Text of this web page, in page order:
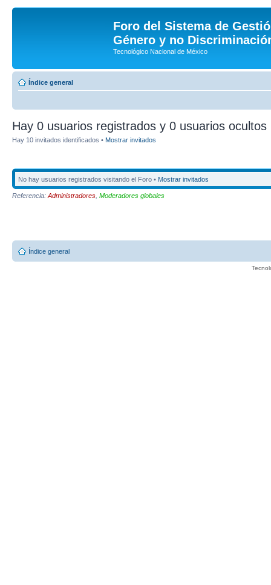
Foro del Sistema de
Género y no
Tecnológico Nacional de México
Índice general
Hay 0 usuarios registrados y 0 usuarios ocultos
Hay 10 invitados identificados • Mostrar invitados
No hay usuarios registrados visitando el Foro • Mostrar invitados
Referencia: Administradores Moderadores globales
Índice general